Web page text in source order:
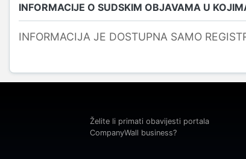
INFORMACIJE O SUDSKIM OBJAVAMA U
INFORMACIJA JE DOSTUPNA SAMO
Želite li primati obavijesti portala
CompanyWall business?